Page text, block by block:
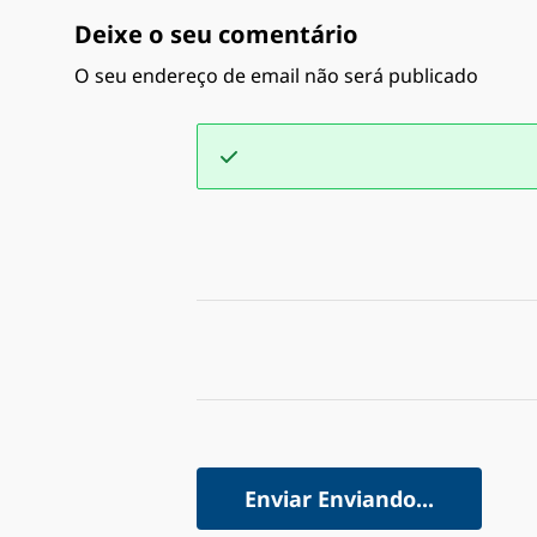
Deixe o seu comentário
O seu endereço de email não será publicado
Enviar Enviando...